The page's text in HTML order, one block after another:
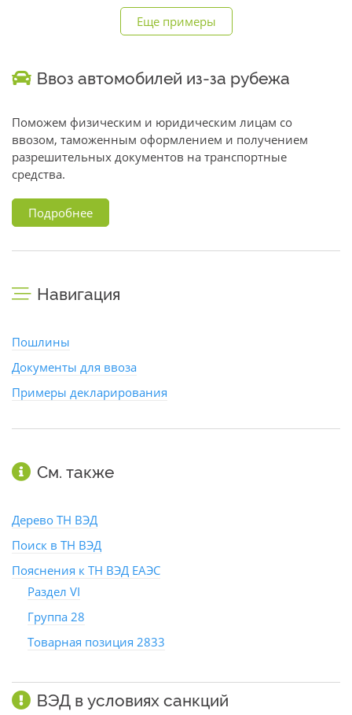
Еще примеры
Ввоз автомобилей из-за рубежа
Поможем физическим и юридическим лицам со
ввозом, таможенным оформлением и получением
разрешительных документов на транспортные
средства.
Подробнее
Навигация
Пошлины
Документы для ввоза
Примеры декларирования
См. также
Дерево ТН ВЭД
Поиск в ТН ВЭД
Пояснения к ТН ВЭД ЕАЭС
Раздел VI
Группа 28
Товарная позиция 2833
ВЭД в условиях санкций